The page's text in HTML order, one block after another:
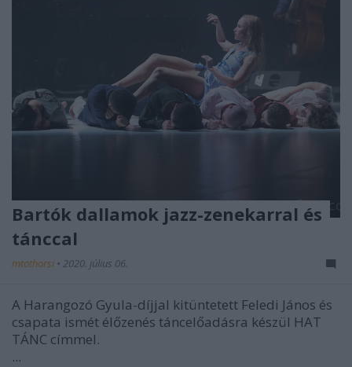
Bartók dallamok jazz-zenekarral és
tánccal
mtothorsi • 2020. július 06.
A Harangozó Gyula-díjjal kitüntetett Feledi János és
csapata ismét élőzenés táncelőadásra készül HAT
TÁNC címmel.
...